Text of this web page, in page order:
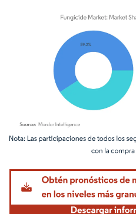
Imagen © Mordor Intelligence. El uso